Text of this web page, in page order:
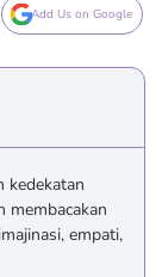
Add Us on Google
kedekatan
membacakan
empati,